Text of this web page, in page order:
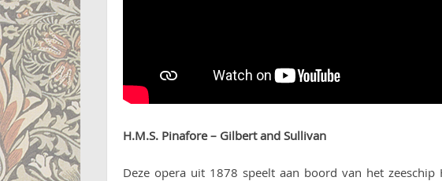
H.M.S. Pinafore – Gilbert and Sullivan
Deze opera uit 1878 speelt aan boord van het zeeschip